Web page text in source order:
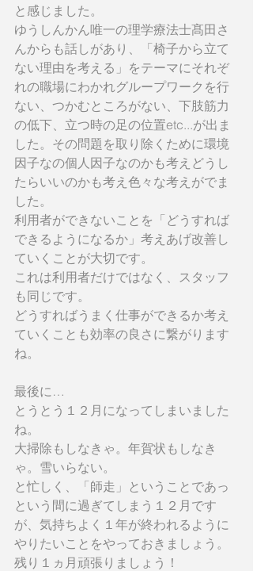
と感じました。
ゆうしんかん唯一の理学療法士髙田さ
んからも話しがあり、「椅子から立て
ない理由を考える」をテーマにそれぞ
れの職場にわかれグループワークを行
ない、つかむところがない、下肢筋力
の低下、立つ時の足の位置etc...が出ま
した。その問題を取り除くために環境
因子なの個人因子なのかも考えどうし
たらいいのかも考え色々な考えがでま
した。
利用者ができないことを「どうすれば
できるようになるか」考えあげ改善し
ていくことが大切です。
これは利用者だけではなく、スタッフ
も同じです。
どうすればうまく仕事ができるか考え
ていくことも効率の良さに繋がります
ね。
最後に…
とうとう１２月になってしまいました
ね。
大掃除もしなきゃ。年賀状もしなき
ゃ。雪いらない。
と忙しく、「師走」ということであっ
という間に過ぎてしまう１２月です
が、気持ちよく１年が終われるように
やりたいことをやっておきましょう。
残り１ヵ月頑張りましょう！